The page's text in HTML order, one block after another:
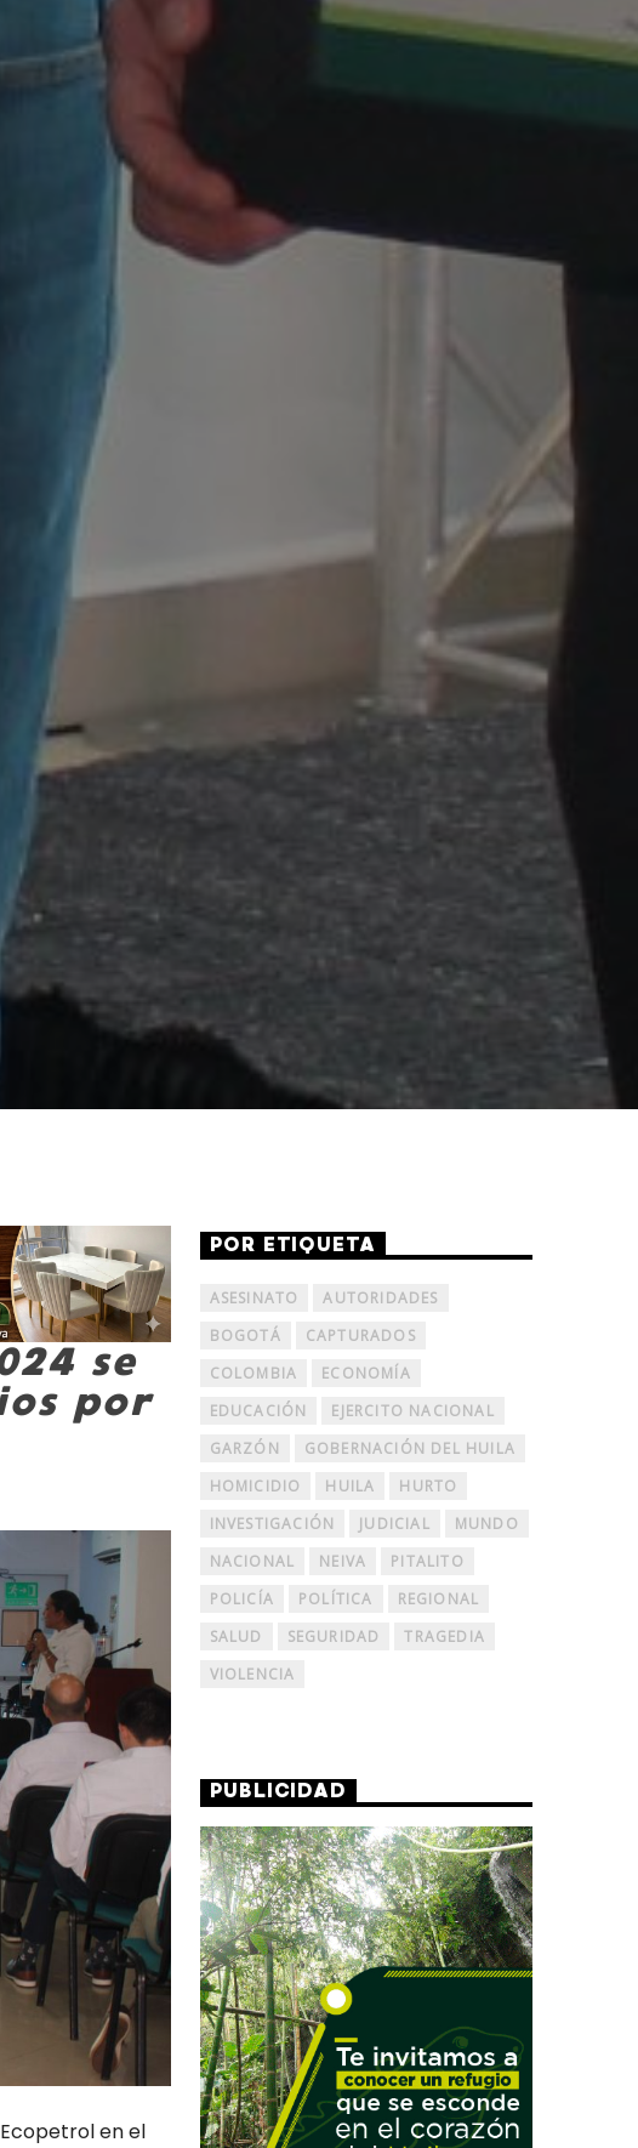
se
por
en el
POR ETIQUETA
ASESINATO
AUTORIDADES
BOGOTÁ
CAPTURADOS
COLOMBIA
ECONOMÍA
EDUCACIÓN
EJERCITO NACIONAL
GARZÓN
GOBERNACIÓN DEL HUILA
HOMICIDIO
HUILA
HURTO
INVESTIGACIÓN
JUDICIAL
MUNDO
NACIONAL
NEIVA
PITALITO
POLICÍA
POLÍTICA
REGIONAL
SALUD
SEGURIDAD
TRAGEDIA
VIOLENCIA
PUBLICIDAD